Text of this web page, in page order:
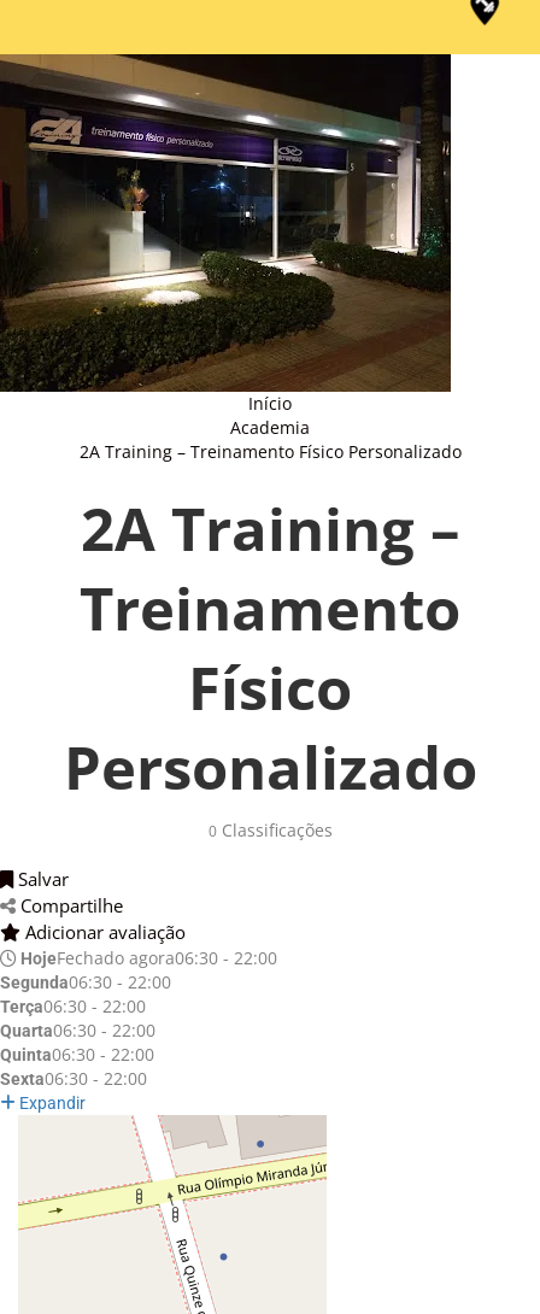
Início
Academia
2A Training – Treinamento Físico Personalizado
2A Training –
Treinamento
Físico
Personalizado
0Classificações
Salvar
Compartilhe
Adicionar avaliação
HojeFechado agora06:30 - 22:00
Segunda06:30 - 22:00
Terça06:30 - 22:00
Quarta06:30 - 22:00
Quinta06:30 - 22:00
Sexta06:30 - 22:00
Expandir